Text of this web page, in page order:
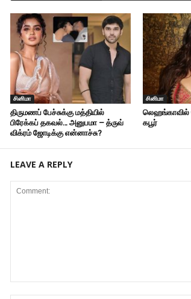
சி‌னிமா
திருமணப் பேச்சுக்கு மத்தியில்
பிரேக்கப் தகவல்… அனுபமா – த்ருவ்
விக்ரம் ஜோடிக்கு என்னாச்சு?
சி‌னிமா
லெஹங்காவில்
கபூர்
LEAVE A REPLY